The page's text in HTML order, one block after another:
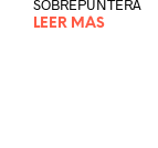
SOBREPUNTERA
LEER MÁS